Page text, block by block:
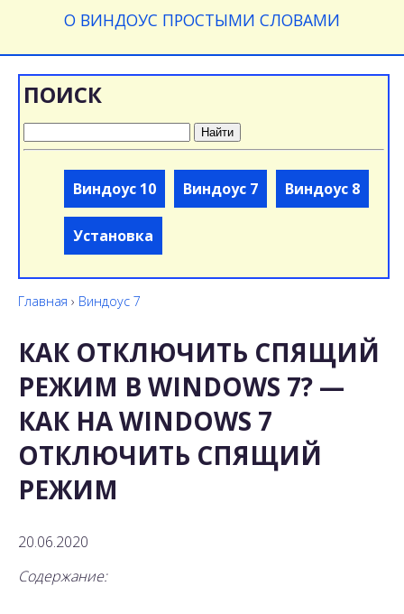
О ВИНДОУС ПРОСТЫМИ СЛОВАМИ
ПОИСК
Найти
Виндоус 10 Виндоус 7 Виндоус 8
Установка
Главная › Виндоус 7
КАК ОТКЛЮЧИТЬ СПЯЩИЙ
РЕЖИМ В WINDOWS 7? —
КАК НА WINDOWS 7
ОТКЛЮЧИТЬ СПЯЩИЙ
РЕЖИМ
20.06.2020
Содержание: